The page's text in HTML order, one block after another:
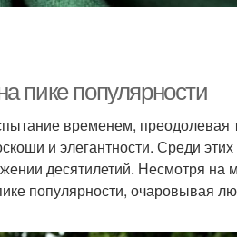
пике популярности
временем, преодолевая
и элегантности. Среди
десятилетий. Несмотря
популярности, очаровывая